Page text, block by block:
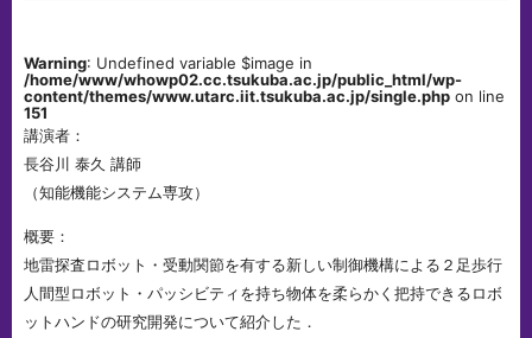
Warning: Undefined variable $image in
/home/www/whowp02.cc.tsukuba.ac.jp/public_html/wp-
content/themes/www.utarc.iit.tsukuba.ac.jp/single.php on line
151
講演者：
長谷川 泰久 講師
（知能機能システム専攻）
概要：
地雷探査ロボット・受動関節を有する新しい制御機構による２足歩行
人間型ロボット・パッシビティを持ち物体を柔らかく把持できるロボ
ットハンドの研究開発について紹介した．